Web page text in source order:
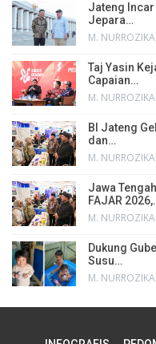
Jateng Incar
Jepara…
M.
Taj Yasin
Capaian…
M.
BI Jateng
dan…
M.
Jawa
FAJAR
M.
Dukung
Susu…
M.